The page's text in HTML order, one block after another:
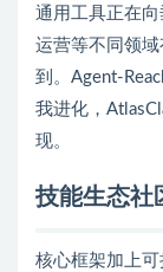
通用工具正在向
运营等不同领
到。Agent-
我进化，
现。
技能生态社
核心框架加上